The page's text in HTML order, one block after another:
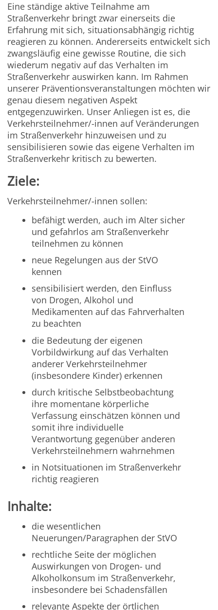
Eine ständige aktive Teilnahme am
Straßenverkehr bringt zwar einerseits die
Erfahrung mit sich, situationsabhängig richtig
reagieren zu können. Andererseits entwickelt sich
zwangsläufig eine gewisse Routine, die sich
wiederum negativ auf das Verhalten im
Straßenverkehr auswirken kann. Im Rahmen
unserer Präventionsveranstaltungen möchten wir
genau diesem negativen Aspekt
entgegenzuwirken. Unser Anliegen ist es, die
Verkehrsteilnehmer/-innen auf Veränderungen
im Straßenverkehr hinzuweisen und zu
sensibilisieren sowie das eigene Verhalten im
Straßenverkehr kritisch zu bewerten.
Ziele:
Verkehrsteilnehmer/-innen sollen:
befähigt werden, auch im Alter sicher
und gefahrlos am Straßenverkehr
teilnehmen zu können
neue Regelungen aus der StVO
kennen
sensibilisiert werden, den Einfluss
von Drogen, Alkohol und
Medikamenten auf das Fahrverhalten
zu beachten
die Bedeutung der eigenen
Vorbildwirkung auf das Verhalten
anderer Verkehrsteilnehmer
(insbesondere Kinder) erkennen
durch kritische Selbstbeobachtung
ihre momentane körperliche
Verfassung einschätzen können und
somit ihre individuelle
Verantwortung gegenüber anderen
Verkehrsteilnehmern wahrnehmen
in Notsituationen im Straßenverkehr
richtig reagieren
Inhalte:
die wesentlichen
Neuerungen/Paragraphen der StVO
rechtliche Seite der möglichen
Auswirkungen von Drogen- und
Alkoholkonsum im Straßenverkehr,
insbesondere bei Schadensfällen
relevante Aspekte der örtlichen